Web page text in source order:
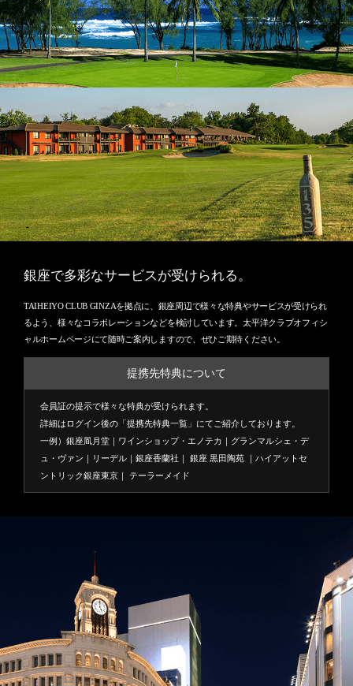
銀座で多彩なサービスが受けられる。
TAIHEIYO CLUB GINZAを拠点に、銀座周辺で様々な特典やサービスが受けられ
るよう、様々なコラボレーションなどを検討しています。太平洋クラブオフィシ
ャルホームページにて随時ご案内しますので、ぜひご期待ください。
提携先特典について
会員証の提示で様々な特典が受けられます。
詳細はログイン後の「提携先特典一覧」にてご紹介しております。
一例）銀座凮月堂｜ワインショップ・エノテカ｜グランマルシェ・デ
ュ・ヴァン｜リーデル｜銀座香蘭社｜ 銀座 黒田陶苑 ｜ハイアットセ
ントリック銀座東京｜ テーラーメイド